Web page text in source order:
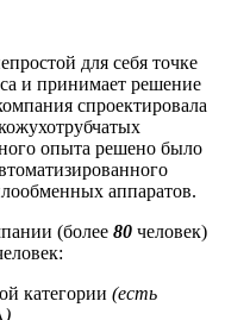
для себя точке
и принимает решение
спроектировала
опыта решено было
аппаратов.
(более 80 человек)
категории (есть
)